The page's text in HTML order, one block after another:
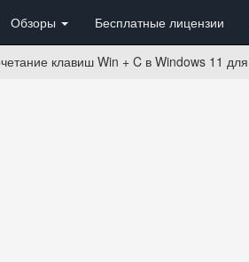
Обзоры Бесплатные лицензии
клавиш Win + C в Windows 11